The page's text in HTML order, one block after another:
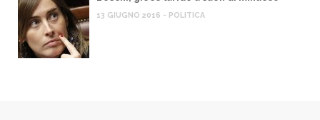
13 GIUGNO 2016 - POLITICA